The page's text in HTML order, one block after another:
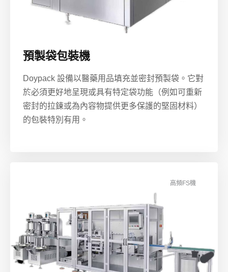
預製袋包裝機
Doypack 設備以醫藥用品填充並密封預製袋。它對
於必須更好地呈現或具有特定袋功能（例如可重新
密封的拉鍊或為內容物提供更多保護的堅固材料）
的包裝特別有用。
高頻FS機